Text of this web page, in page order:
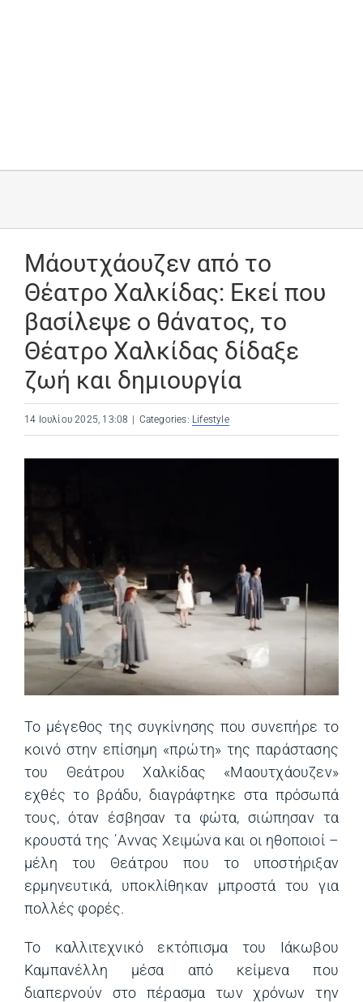
Μάουτχάουζεν από το
Θέατρο Χαλκίδας: Εκεί που
βασίλεψε ο θάνατος, το
Θέατρο Χαλκίδας δίδαξε
ζωή και δημιουργία
14 Ιουλίου 2025, 13:08 Categories: Lifestyle
Το μέγεθος της συγκίνησης που συνεπήρε το
κοινό στην επίσημη «πρώτη» της παράστασης
του Θεάτρου Χαλκίδας «Μαουτχάουζεν»
εχθές το βράδυ, διαγράφτηκε στα πρόσωπά
τους, όταν έσβησαν τα φώτα, σιώπησαν τα
κρουστά της ΄Αννας Χειμώνα και οι ηθοποιοί –
μέλη του Θεάτρου που το υποστήριξαν
ερμηνευτικά, υποκλίθηκαν μπροστά του για
πολλές φορές.
Το καλλιτεχνικό εκτόπισμα του Ιάκωβου
Καμπανέλλη μέσα από κείμενα που
διαπερνούν στο πέρασμα των χρόνων την